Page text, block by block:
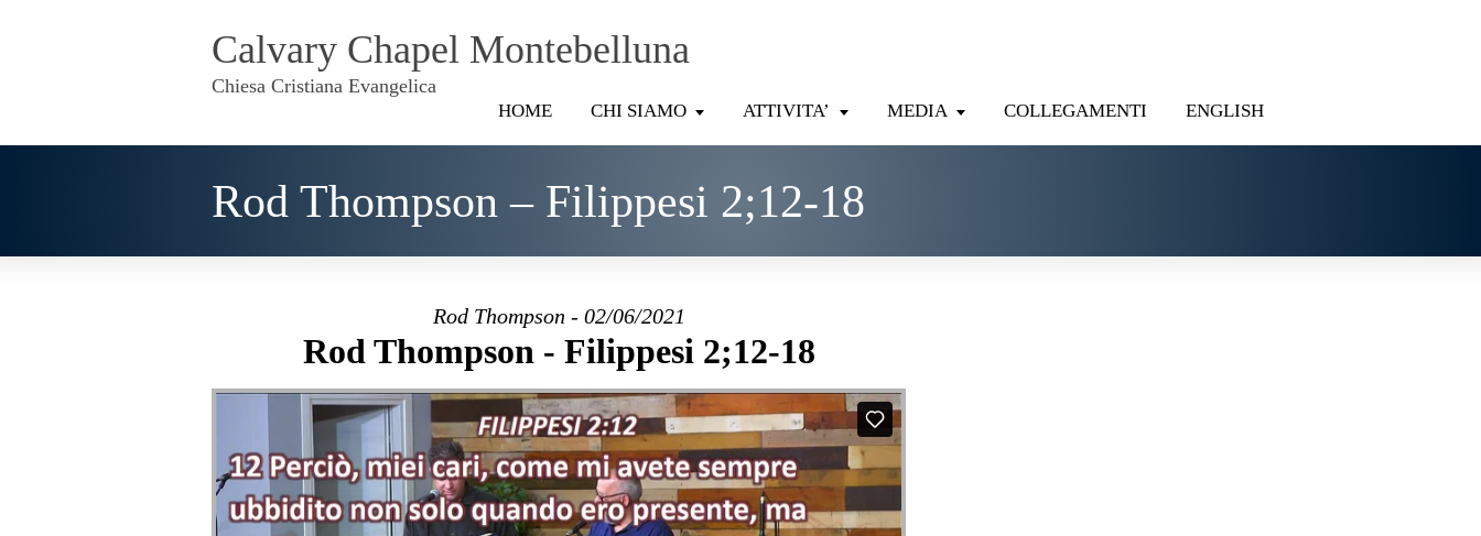
Calvary Chapel Montebelluna
Chiesa Cristiana Evangelica
HOME CHI SIAMO ATTIVITA’ MEDIA COLLEGAMENTI ENGLISH
Rod Thompson – Filippesi 2;12-18
Rod Thompson - 02/06/2021
Rod Thompson - Filippesi 2;12-18